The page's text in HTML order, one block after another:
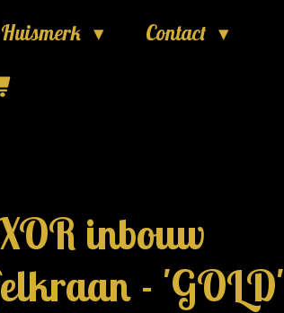
Huismerk
Contact
inbouw
- 'GOLD'